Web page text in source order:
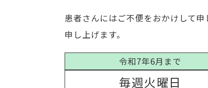
患者さんにはご不便をおかけして
申し上げます。
令和7年6月まで
毎週火曜日